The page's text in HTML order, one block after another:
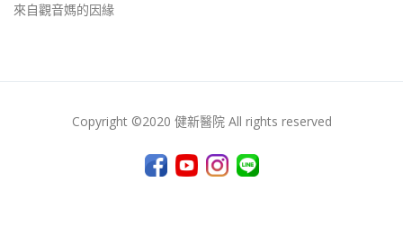
來自觀音媽的因緣
Copyright ©2020 健新醫院 All rights reserved